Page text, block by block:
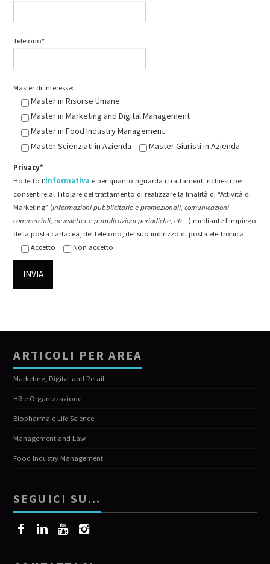
Telefono*
Master di interesse:
Master in Risorse Umane
Master in Marketing and Digital Management
Master in Food Industry Management
Master Scienziati in Azienda
Master Giuristi in Azienda
Privacy*
Ho letto l'informativa e per quanto riguarda i trattamenti richiesti per
consentire al Titolare del trattamento di realizzare la finalità di “Attività di
Marketing” (informazioni pubblicitarie e promozionali, comunicazioni
commerciali, newsletter e pubblicazioni periodiche, etc...) mediante l’impiego
della posta cartacea, del telefono, del suo indirizzo di posta elettronica
Accetto
Non accetto
ARTICOLI PER AREA
Marketing, Digital and Retail
HR e Organizzazione
Biopharma e Life Science
Management and Law
Food Industry Management
SEGUICI SU…